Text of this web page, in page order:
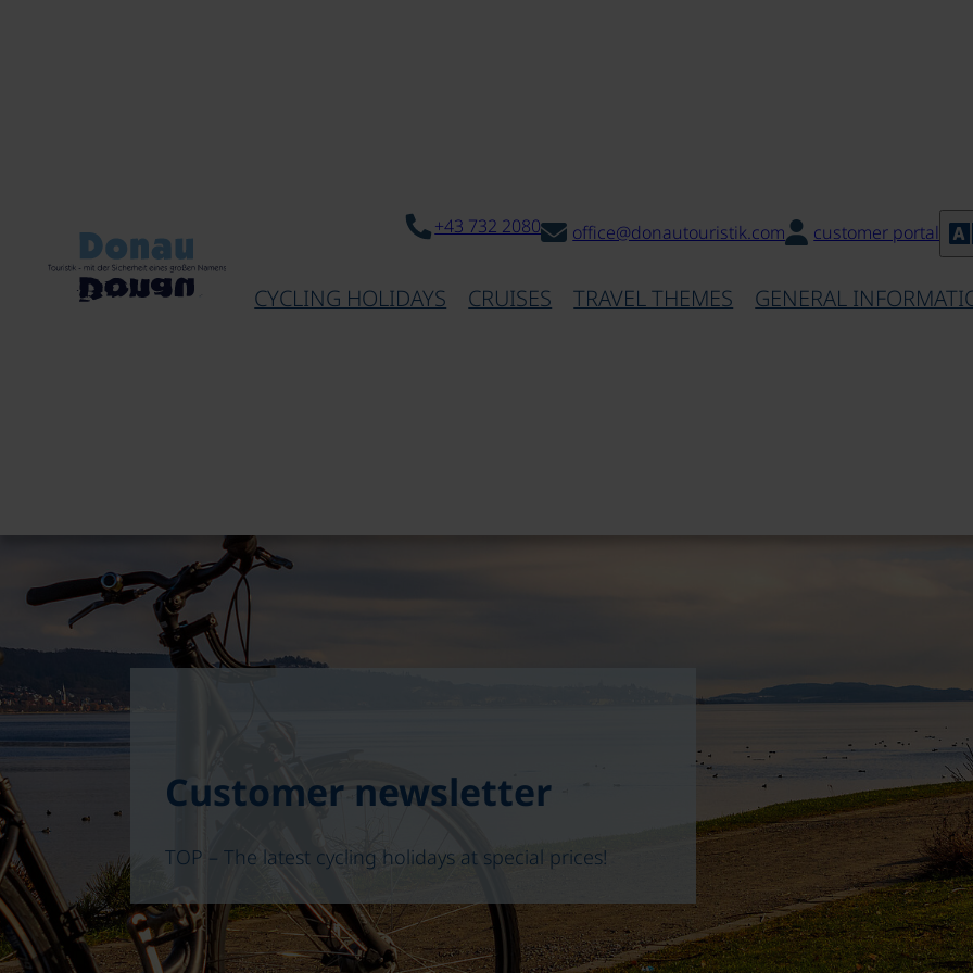
+43 732 2080 office@donautouristik.com customer portal
CYCLING HOLIDAYS CRUISES TRAVEL THEMES GENERAL
Customer newsletter
TOP – The latest cycling holidays at special prices!